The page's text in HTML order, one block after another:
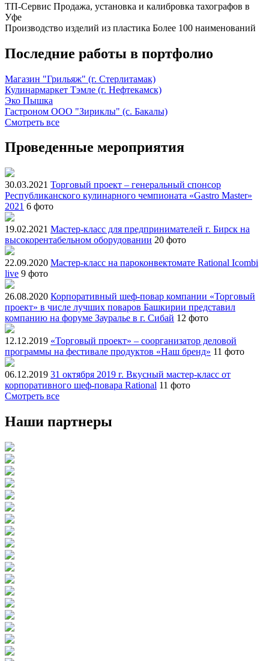
ТП-Сервис Продажа, установка и калибровка тахографов в
Уфе
Производство изделий из пластика Более 100 наименований
Последние работы в портфолио
Магазин "Грильяж" (г. Стерлитамак)
Кулинармаркет Тэмле (г. Нефтекамск)
Эко Пышка
Гастроном ООО "Зириклы" (с. Бакалы)
Смотреть все
Проведенные мероприятия
30.03.2021 Торговый проект – генеральный спонсор
Республиканского кулинарного чемпионата «Gastro Master»
2021 6 фото
19.02.2021 Мастер-класс для предпринимателей г. Бирск на
высокорентабельном оборудовании 20 фото
22.09.2020 Мастер-класс на пароконвектомате Rational Icombi
live 9 фото
26.08.2020 Корпоративный шеф-повар компании «Торговый
проект» в числе лучших поваров Башкирии представил
компанию на форуме Зауралье в г. Сибай 12 фото
12.12.2019 «Торговый проект» – соорганизатор деловой
программы на фестивале продуктов «Наш бренд» 11 фото
06.12.2019 31 октября 2019 г. Вкусный мастер-класс от
корпоративного шеф-повара Rational 11 фото
Смотреть все
Наши партнеры